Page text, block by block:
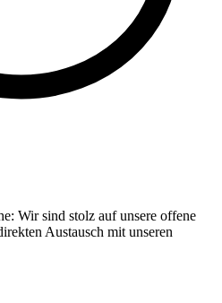
Wir sind stolz auf unsere offene
Austausch mit unseren